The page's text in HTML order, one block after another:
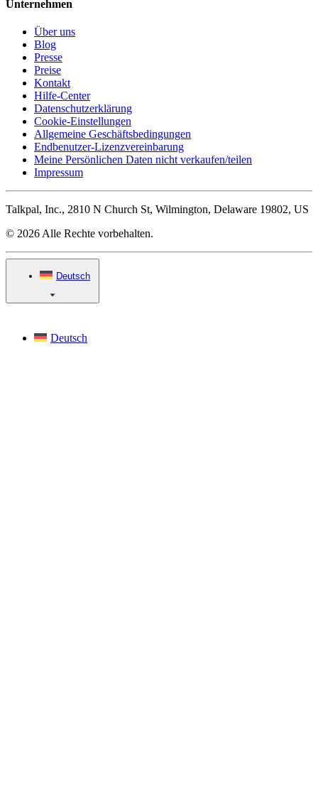
Unternehmen
Über uns
Blog
Presse
Preise
Kontakt
Hilfe-Center
Datenschutzerklärung
Cookie-Einstellungen
Allgemeine Geschäftsbedingungen
Endbenutzer-Lizenzvereinbarung
Meine Persönlichen Daten nicht verkaufen/teilen
Impressum
Talkpal, Inc., 2810 N Church St, Wilmington, Delaware 19802, US
© 2026 Alle Rechte vorbehalten.
Deutsch
Deutsch